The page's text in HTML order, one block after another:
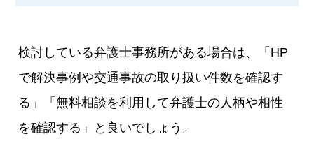
検討している弁護士事務所がある場合は、「HP
で解決事例や交通事故の取り扱い件数を確認す
る」「無料相談を利用して弁護士の人柄や相性
を確認する」と良いでしょう。